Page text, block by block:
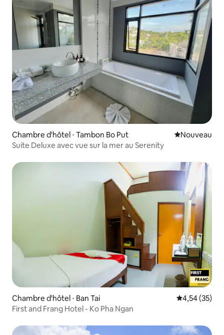
Chambre d'hôtel ⋅ Tambon Bo Put Nouvel
Nouveau
Suite Deluxe avec vue sur la mer au Serenity
Chambre d'hôtel ⋅ Ban Tai Évaluation
4,54 (35)
First and Frang Hotel - Ko Pha Ngan